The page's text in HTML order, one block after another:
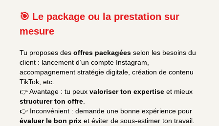
🎯 Le package ou la prestation sur
mesure
Tu proposes des offres packagées selon les besoins du
client : lancement d’un compte Instagram,
accompagnement stratégie digitale, création de contenu
TikTok, etc.
👉 Avantage : tu peux valoriser ton expertise et mieux
structurer ton offre.
👉 Inconvénient : demande une bonne expérience pour
évaluer le bon prix et éviter de sous-estimer ton travail.